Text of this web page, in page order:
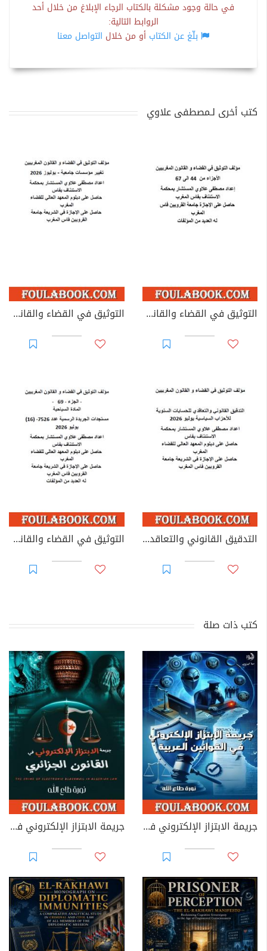
في حالة وجود مشكلة بالكتاب الرجاء الإبلاغ من خلال أحد
الروابط التالية:
بلّغ عن الكتاب أو من خلال التواصل معنا
كتب أخرى لـمصطفى علاوي
التوثيق في القضاء والقانون المغربيين - الأجزاء من 44 إلى 67 التوثيق في القضاء والقانون المغربيين: تغيير مؤسسات جامعية - يوليوز 2026
التدقيق القانوني والتعاقدي للحسابات السنوية للأحزاب السياسية التوثيق في القضاء والقانون المغربيين - الجزء 69
كتب ذات صلة
جريمة الابتزاز الإلكتروني في القوانين العربية جريمة الابتزاز الإلكتروني في القانون الجزائري